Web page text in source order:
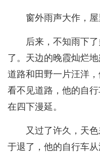
窗外雨声大作，屋
后来，不知雨下
了。天边的晚霞灿烂
道路和田野一片汪洋
看不见道路，他的自
在四下漫延。
又过了许久，天
于退了，他的自行车